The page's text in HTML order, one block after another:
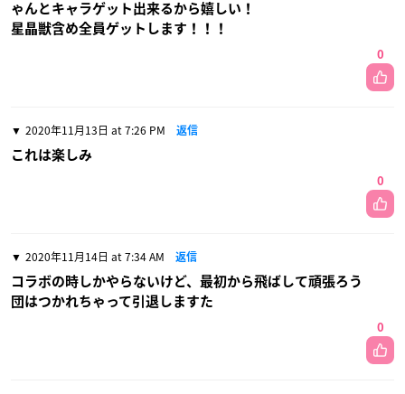
ゃんとキャラゲット出来るから嬉しい！
星晶獣含め全員ゲットします！！！
0
2020年11月13日 at 7:26 PM 返信
これは楽しみ
0
2020年11月14日 at 7:34 AM 返信
コラボの時しかやらないけど、最初から飛ばして頑張ろう
団はつかれちゃって引退しますた
0